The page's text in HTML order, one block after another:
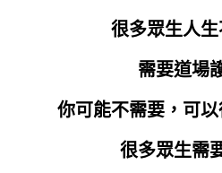
很多眾生人生
需要道場
你可能不需要，可以
很多眾生需